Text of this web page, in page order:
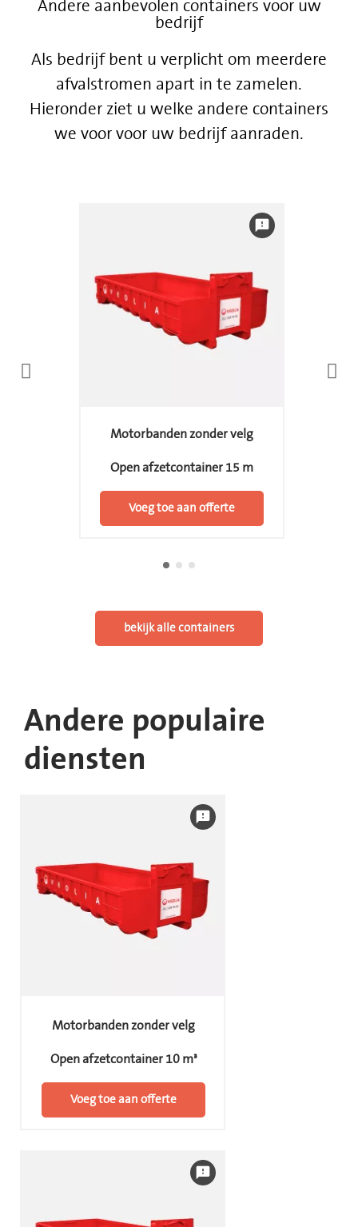
Andere aanbevolen containers voor uw
bedrijf
Als bedrijf bent u verplicht om meerdere
afvalstromen apart in te zamelen.
Hieronder ziet u welke andere containers
we voor voor uw bedrijf aanraden.
feedback
Motorbanden zonder velg
Open afzetcontainer 15 m
Voeg toe aan offerte
bekijk alle containers
Andere populaire
diensten
feedback
Motorbanden zonder velg
Open afzetcontainer 10 m³
Voeg toe aan offerte
feedback